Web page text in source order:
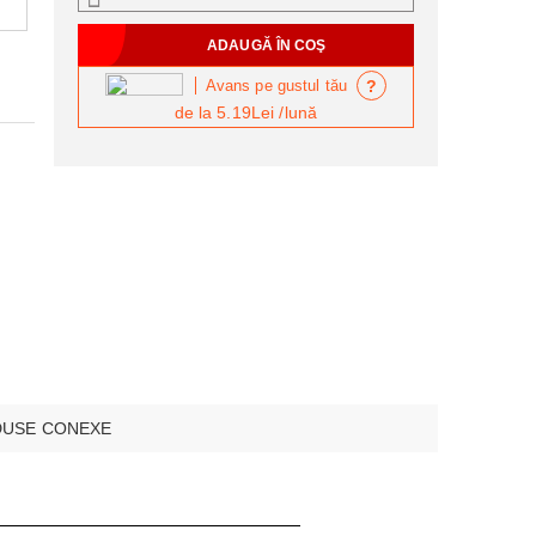
de la5.19Lei/lună
Avans pe gustul tău ?
CONEXE